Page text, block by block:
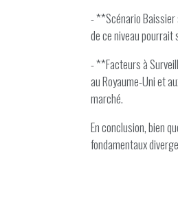
- **Scénario Baissier
de ce niveau
- **Facteurs à
au Royaume-Uni et
marché.
En conclusion, bien
fondamentaux